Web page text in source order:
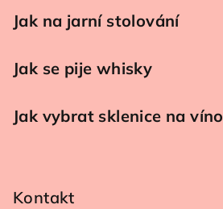
Jak na jarní stolování
Jak se pije whisky
Jak vybrat sklenice na víno
Kontakt